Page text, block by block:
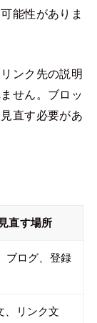
能性がありま
ンク先の説明
せん。ブロッ
直す必要があ
見直す場所
ブログ、登録
、リンク文